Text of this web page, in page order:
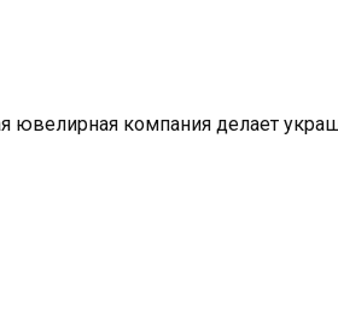
ювелирная компания делает